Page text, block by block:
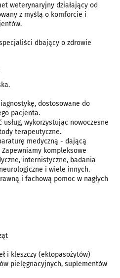
weterynaryjny działający od
z myślą o komforcie i
dbający o zdrowie
dostosowane do
pacjenta.
wykorzystując nowoczesne
terapeutyczne.
medyczną - dającą
kompleksowe
internistyczne, badania
i wiele innych.
i fachową pomoc w nagłych
i kleszczy (ektopasożytów)
pielęgnacyjnych, suplementów